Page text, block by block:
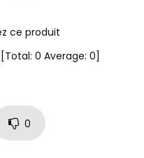
ce produit
[Total: 0 Average: 0]
0